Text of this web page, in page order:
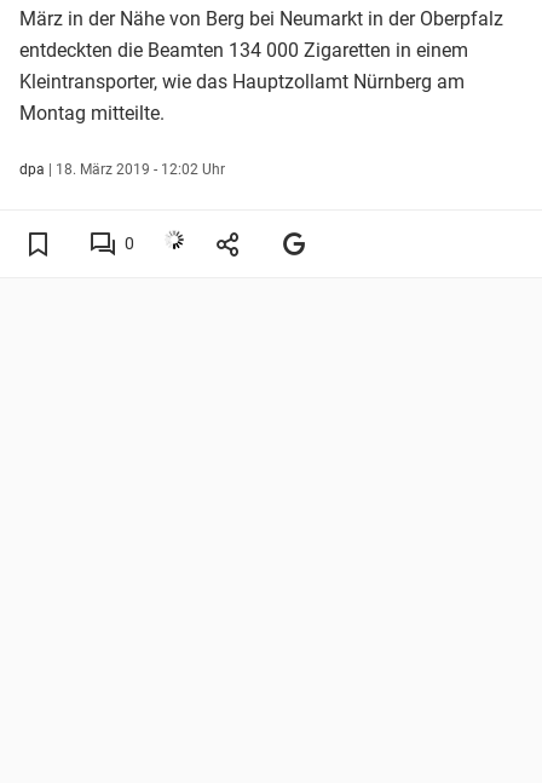
März in der Nähe von Berg bei Neumarkt in der Oberpfalz
entdeckten die Beamten 134 000 Zigaretten in einem
Kleintransporter, wie das Hauptzollamt Nürnberg am
Montag mitteilte.
dpa | 18. März 2019 - 12:02 Uhr
0